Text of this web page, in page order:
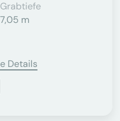
Grabtiefe
7,05 m
Details